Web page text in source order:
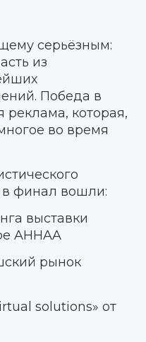
серьёзным:
из
Победа в
реклама, которая,
во время
финал вошли:
выставки
AHHAA
рынок
solutions» от